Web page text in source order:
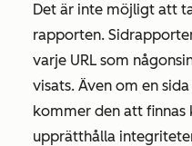
Det är inte möjligt att
rapporten.
varje URL som
visats. Även om en
kommer den att
upprätthålla